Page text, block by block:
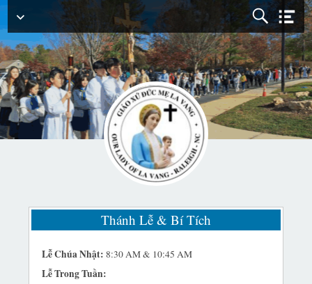
Chính
Thánh Lễ & Bí Tích
Lễ Chúa Nhật: 8:30 AM & 10:45 AM
Lễ Trong Tuần: